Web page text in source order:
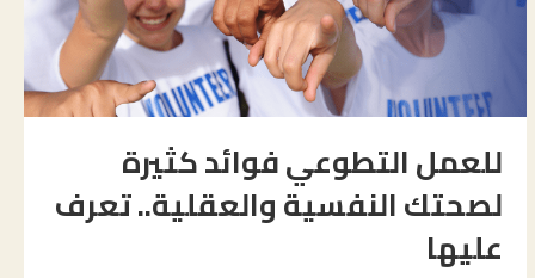
للعمل التطوعي فوائد كثيرة
لصحتك النفسية والعقلية.. تعرف
عليها